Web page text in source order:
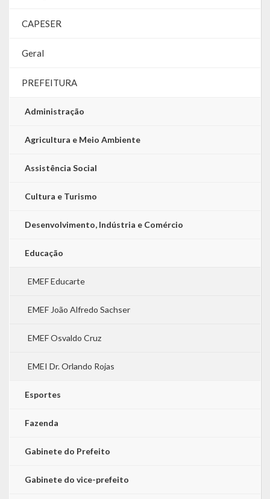
LOA – Lei Orçamentária Anual
RC – Relatório Circunstanciado
PPA – Plano Plurianual
LDO – Lei de Diretrizes Orçamentárias
Acesso à Informação
Transparência
CAPESER
Geral
PREFEITURA
Administração
Agricultura e Meio Ambiente
Assistência Social
Cultura e Turismo
Desenvolvimento, Indústria e Comércio
Educação
EMEF Educarte
EMEF João Alfredo Sachser
EMEF Osvaldo Cruz
EMEI Dr. Orlando Rojas
Esportes
Fazenda
Gabinete do Prefeito
Gabinete do vice-prefeito